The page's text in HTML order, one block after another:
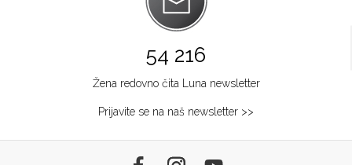
54 216
Žena redovno čita Luna newsletter
Prijavite se na naš newsletter >>